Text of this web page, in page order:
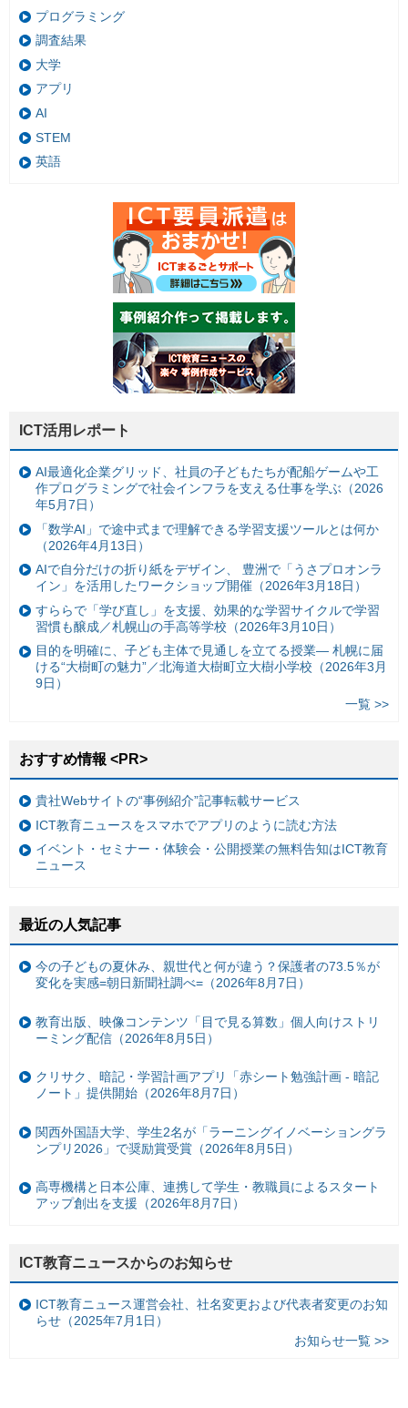
プログラミング
調査結果
大学
アプリ
AI
STEM
英語
ICT活用レポート
AI最適化企業グリッド、社員の子どもたちが配船ゲームや工
作プログラミングで社会インフラを支える仕事を学ぶ（2026
年5月7日）
「数学AI」で途中式まで理解できる学習支援ツールとは何か
（2026年4月13日）
AIで自分だけの折り紙をデザイン、 豊洲で「うさプロオンラ
イン」を活用したワークショップ開催（2026年3月18日）
すららで「学び直し」を支援、効果的な学習サイクルで学習
習慣も醸成／札幌山の手高等学校（2026年3月10日）
目的を明確に、子ども主体で見通しを立てる授業— 札幌に届
ける“大樹町の魅力”／北海道大樹町立大樹小学校（2026年3月
9日）
一覧 >>
おすすめ情報 <PR>
貴社Webサイトの“事例紹介”記事転載サービス
ICT教育ニュースをスマホでアプリのように読む方法
イベント・セミナー・体験会・公開授業の無料告知はICT教育
ニュース
最近の人気記事
今の子どもの夏休み、親世代と何が違う？保護者の73.5％が
変化を実感=朝日新聞社調べ=（2026年8月7日）
教育出版、映像コンテンツ「目で見る算数」個人向けストリ
ーミング配信（2026年8月5日）
クリサク、暗記・学習計画アプリ「赤シート勉強計画 - 暗記
ノート」提供開始（2026年8月7日）
関西外国語大学、学生2名が「ラーニングイノベーショングラ
ンプリ2026」で奨励賞受賞（2026年8月5日）
高専機構と日本公庫、連携して学生・教職員によるスタート
アップ創出を支援（2026年8月7日）
ICT教育ニュースからのお知らせ
ICT教育ニュース運営会社、社名変更および代表者変更のお知
らせ（2025年7月1日）
お知らせ一覧 >>